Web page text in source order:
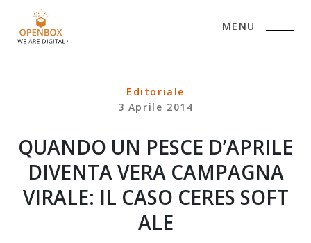
MENU
Editoriale
3 Aprile 2014
QUANDO UN PESCE D’APRILE
DIVENTA VERA CAMPAGNA
VIRALE: IL CASO CERES SOFT
ALE